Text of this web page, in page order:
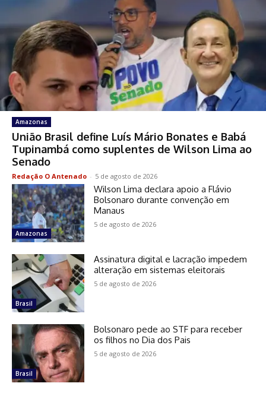
Amazonas
União Brasil define Luís Mário Bonates e Babá
Tupinambá como suplentes de Wilson Lima ao
Senado
Redação O Antenado - 5 de agosto de 2026
Amazonas
Wilson Lima declara apoio a Flávio
Bolsonaro durante convenção em
Manaus
5 de agosto de 2026
Brasil
Assinatura digital e lacração impedem
alteração em sistemas eleitorais
5 de agosto de 2026
Brasil
Bolsonaro pede ao STF para receber
os filhos no Dia dos Pais
5 de agosto de 2026